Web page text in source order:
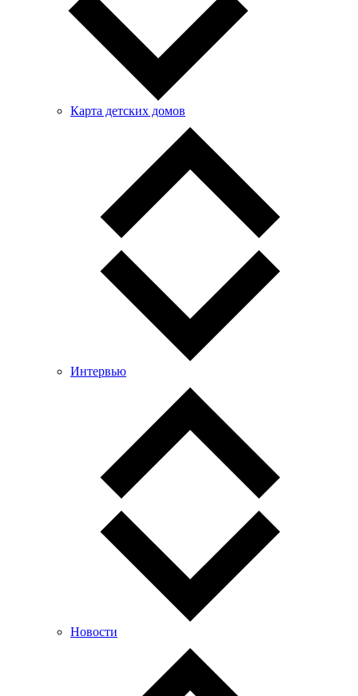
Карта детских домов
Интервью
Новости